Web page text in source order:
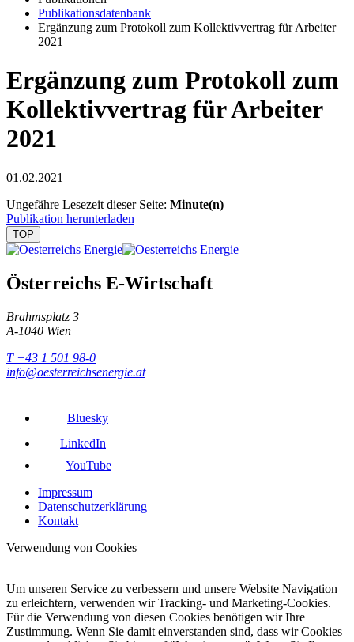
Publikationsdatenbank
Ergänzung zum Protokoll zum Kollektivvertrag für Arbeiter
2021
Ergänzung zum Protokoll zum
Kollektivvertrag für Arbeiter
2021
01.02.2021
Ungefähre Lesezeit dieser Seite: Minute(n)
Publikation herunterladen
TOP
Österreichs E-Wirtschaft
Brahmsplatz 3
A-1040 Wien
T +43 1 501 98-0
info@oesterreichsenergie.at
Bluesky
LinkedIn
YouTube
Impressum
Datenschutzerklärung
Kontakt
Verwendung von Cookies
Um unseren Service zu verbessern und unsere Website Navigation
zu erleichtern, verwenden wir Tracking- und Marketing-Cookies.
Für die Verwendung von diesen Cookies benötigen wir Ihre
Zustimmung. Wenn Sie damit einverstanden sind, dass wir Cookies